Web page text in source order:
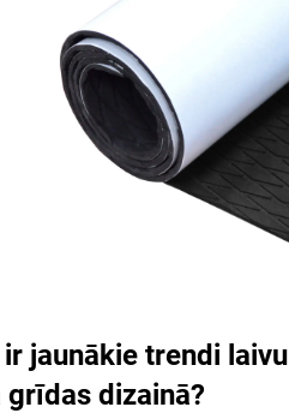
ir jaunākie trendi laivu
grīdas dizainā?